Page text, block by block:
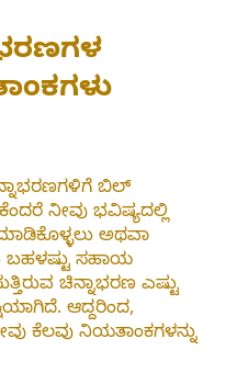
ಬಿಲ್
ನೀವು ಭವಿಷ್ಯದಲ್ಲಿ
ಅಥವಾ
ಸಹಾಯ
ಚಿನ್ನಾಭರಣ ಎಷ್ಟು
ಆದ್ದರಿಂದ,
ಕೆಲವು ನಿಯತಾಂಕಗಳನ್ನು